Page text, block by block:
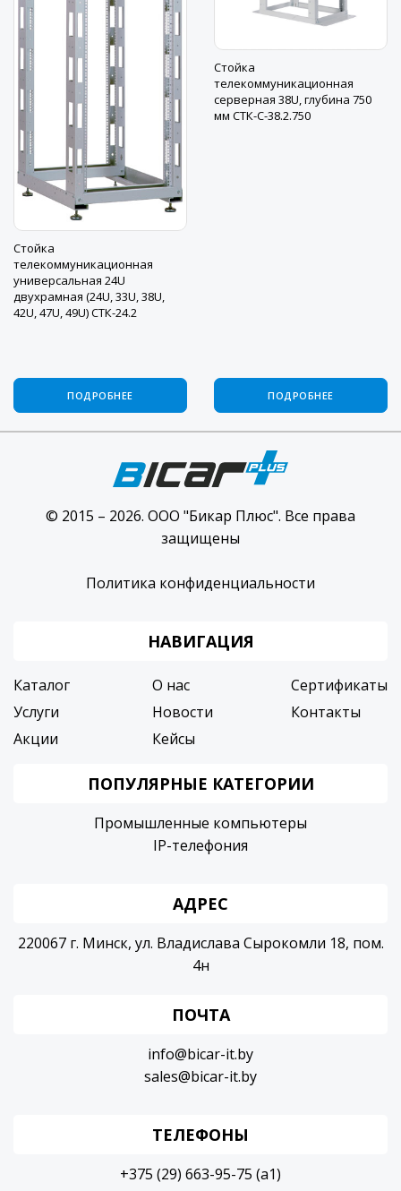
Стойка
телекоммуникационная
универсальная 24U
двухрамная (24U, 33U, 38U,
42U, 47U, 49U) СТК-24.2
ПОДРОБНЕЕ
Стойка
телекоммуникационная
серверная 38U, глубина 750
мм СТК-С-38.2.750
ПОДРОБНЕЕ
© 2015 – 2026. ООО "Бикар Плюс". Все права
защищены
Политика конфиденциальности
НАВИГАЦИЯ
Каталог
Услуги
Акции
О нас
Новости
Кейсы
Сертификаты
Контакты
ПОПУЛЯРНЫЕ КАТЕГОРИИ
Промышленные компьютеры
IP-телефония
АДРЕС
220067 г. Минск, ул. Владислава Сырокомли 18, пом.
4н
ПОЧТА
info@bicar-it.by
sales@bicar-it.by
ТЕЛЕФОНЫ
+375 (29) 663-95-75 (a1)